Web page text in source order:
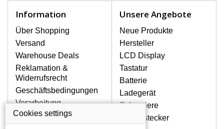
Auf Lager für sofortigen Versand
Information
Über Shopping
Versand
Warehouse Deals
Reklamation &
Widerrufsrecht
Geschäftsbedingungen
Verarbeitung
personenbezogener
Daten
Unsere Angebote
Neue Produkte
Hersteller
LCD Display
Tastatur
Batterie
Ladegerät
Scharniere
Gerätestecker
Cookies settings